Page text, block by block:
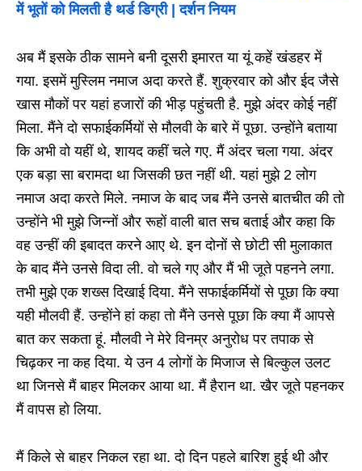
में भूतों को मिलती है थर्ड डिग्री | दर्शन नियम
अब मैं इसके ठीक सामने बनी दूसरी इमारत या यूं कहें खंडहर में
गया. इसमें मुस्लिम नमाज अदा करते हैं. शुक्रवार को और ईद जैसे
खास मौकों पर यहां हजारों की भीड़ पहुंचती है. मुझे अंदर कोई नहीं
मिला. मैंने दो सफाईकर्मियों से मौलवी के बारे में पूछा. उन्होंने बताया
कि अभी वो यहीं थे, शायद कहीं चले गए. मैं अंदर चला गया. अंदर
एक बड़ा सा बरामदा था जिसकी छत नहीं थी. यहां मुझे 2 लोग
नमाज अदा करते मिले. नमाज के बाद जब मैंने उनसे बातचीत की तो
उन्होंने भी मुझे जिन्नों और रूहों वाली बात सच बताई और कहा कि
वह उन्हीं की इबादत करने आए थे. इन दोनों से छोटी सी मुलाकात
के बाद मैंने उनसे विदा ली. वो चले गए और मैं भी जूते पहनने लगा.
तभी मुझे एक शख्स दिखाई दिया. मैंने सफाईकर्मियों से पूछा कि क्या
यही मौलवी हैं. उन्होंने हां कहा तो मैंने उनसे पूछा कि क्या मैं आपसे
बात कर सकता हूं. मौलवी ने मेरे विनम्र अनुरोध पर तपाक से
चिढ़कर ना कह दिया. ये उन 4 लोगों के मिजाज से बिल्कुल उलट
था जिनसे मैं बाहर मिलकर आया था. मैं हैरान था. खैर जूते पहनकर
मैं वापस हो लिया.
मैं किले से बाहर निकल रहा था. दो दिन पहले बारिश हुई थी और